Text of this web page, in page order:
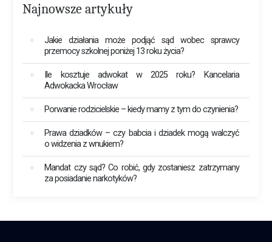
Najnowsze artykuły
Jakie działania może podjąć sąd wobec sprawcy
przemocy szkolnej poniżej 13 roku życia?
Ile kosztuje adwokat w 2025 roku? Kancelaria
Adwokacka Wrocław
Porwanie rodzicielskie – kiedy mamy z tym do czynienia?
Prawa dziadków – czy babcia i dziadek mogą walczyć
o widzenia z wnukiem?
Mandat czy sąd? Co robić, gdy zostaniesz zatrzymany
za posiadanie narkotyków?